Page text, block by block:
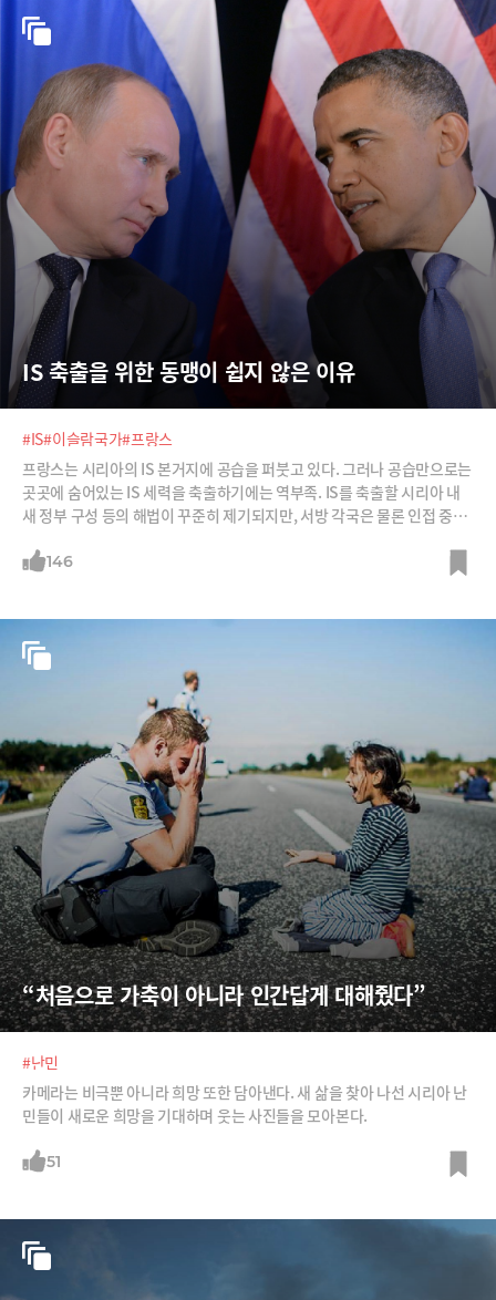
IS 축출을 위한 동맹이 쉽지 않은 이유
#IS#이슬람국가#프랑스
프랑스는 시리아의 IS 본거지에 공습을 퍼붓고 있다. 그러나 공습만으로는
곳곳에 숨어있는 IS 세력을 축출하기에는 역부족. IS를 축출할 시리아 내
새 정부 구성 등의 해법이 꾸준히 제기되지만, 서방 각국은 물론 인접 중동
146
“처음으로 가축이 아니라 인간답게 대해줬다”
#난민
카메라는 비극뿐 아니라 희망 또한 담아낸다. 새 삶을 찾아 나선 시리아 난
민들이 새로운 희망을 기대하며 웃는 사진들을 모아본다.
51